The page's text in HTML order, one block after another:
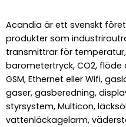
Acandia är ett svenskt
produkter som
transmittrar för
barometertryck, CO2,
GSM, Ethernet eller Wifi,
gaser, gasberedning,
styrsystem, Multicon,
vattenläckagelarm,